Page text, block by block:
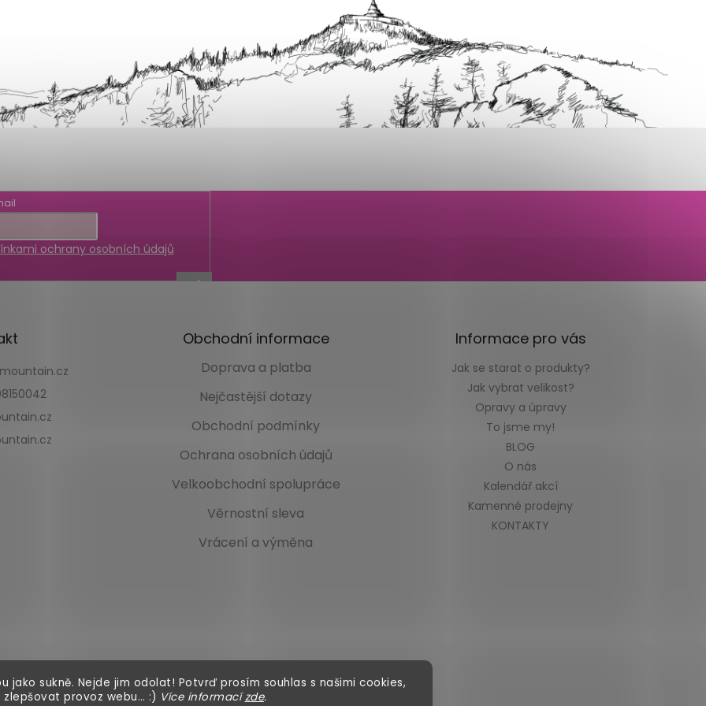
jako sukně. Nejde jim odolat! Potvrď prosím souhlas s našimi cookies,
zlepšovat provoz webu… :) Více informacízde.
ochrany osobních údajů
Obchodní informace
Doprava a platba
Nejčastější dotazy
Obchodní podmínky
Ochrana osobních údajů
Velkoobchodní spolupráce
Věrnostní sleva
Vrácení a výměna
Informace pro vás
Jak se starat o produkty?
Jak vybrat velikost?
Opravy a úpravy
To jsme my!
BLOG
O nás
Kalendář akcí
Kamenné prodejny
KONTAKTY